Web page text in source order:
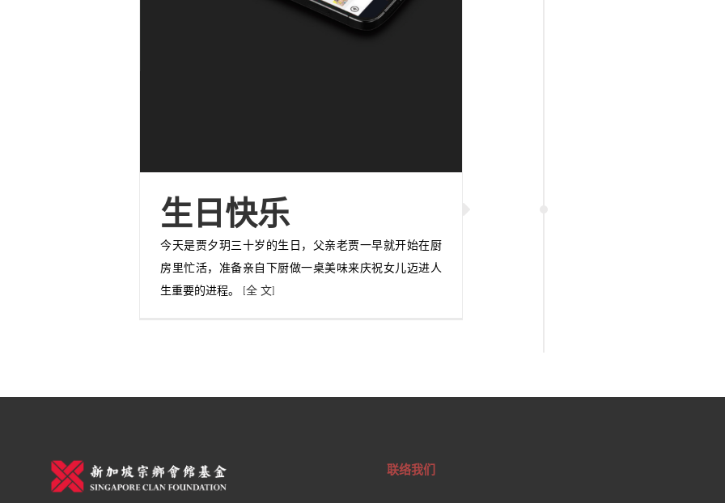
生日快乐
今天是贾夕玥三十岁的生日，父亲老贾一早就开始在厨
房里忙活，准备亲自下厨做一桌美味来庆祝女儿迈进人
生重要的进程。 [全 文]
联络我们